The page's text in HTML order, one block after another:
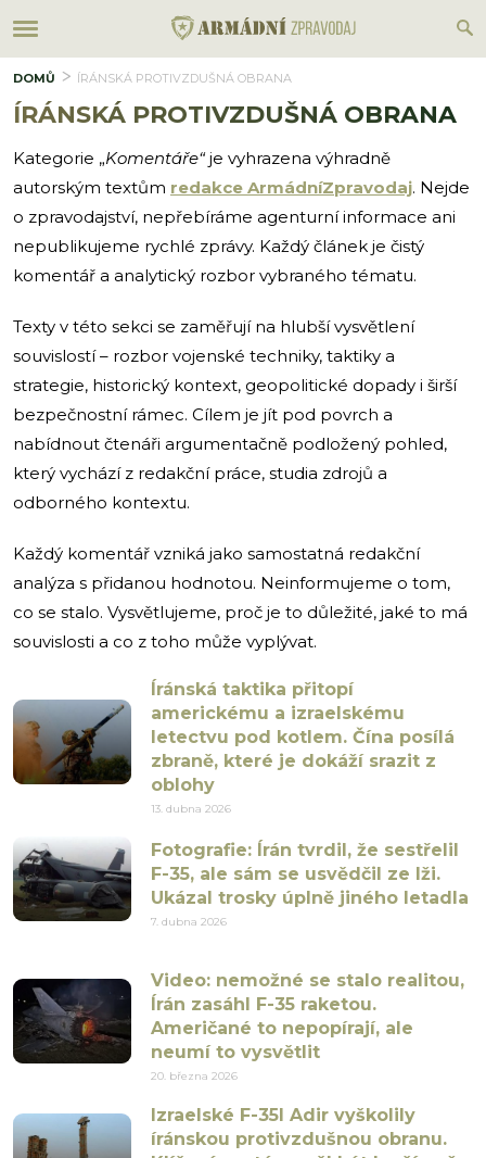
DOMŮ ÍRÁNSKÁ PROTIVZDUŠNÁ OBRANA
ÍRÁNSKÁ PROTIVZDUŠNÁ OBRANA
Kategorie „Komentáře“je vyhrazena výhradně
autorským textům redakce ArmádníZpravodaj. Nejde
o zpravodajství, nepřebíráme agenturní informace ani
nepublikujeme rychlé zprávy. Každý článek je čistý
komentář a analytický rozbor vybraného tématu.
Texty v této sekci se zaměřují na hlubší vysvětlení
souvislostí – rozbor vojenské techniky, taktiky a
strategie, historický kontext, geopolitické dopady i širší
bezpečnostní rámec. Cílem je jít pod povrch a
nabídnout čtenáři argumentačně podložený pohled,
který vychází z redakční práce, studia zdrojů a
odborného kontextu.
Každý komentář vzniká jako samostatná redakční
analýza s přidanou hodnotou. Neinformujeme o tom,
co se stalo. Vysvětlujeme, proč je to důležité, jaké to má
souvislosti a co z toho může vyplývat.
Íránská taktika přitopí
americkému a izraelskému
letectvu pod kotlem. Čína posílá
zbraně, které je dokáží srazit z
oblohy
13. dubna 2026
Fotografie: Írán tvrdil, že sestřelil
F-35, ale sám se usvědčil ze lži.
Ukázal trosky úplně jiného letadla
7. dubna 2026
Video: nemožné se stalo realitou,
Írán zasáhl F-35 raketou.
Američané to nepopírají, ale
neumí to vysvětlit
20. března 2026
Izraelské F-35I Adir vyškolily
íránskou protivzdušnou obranu.